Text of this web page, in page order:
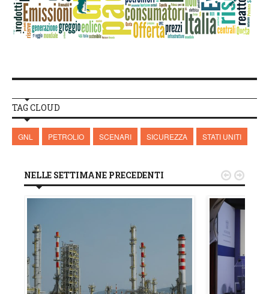
TAG CLOUD
GNL PETROLIO SCENARI SICUREZZA STATI UNITI
NELLE SETTIMANE PRECEDENTI  